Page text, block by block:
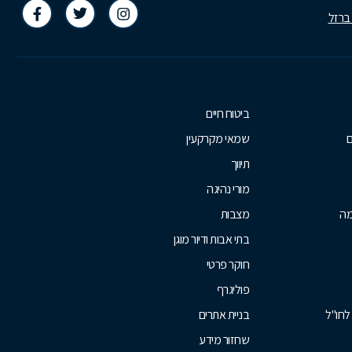
לחו"ל
ביטוח חיים
שמאי מקרקעין
תיווך
מורי נהיגה
מצבות
בתי אבות ודיור מוגן
חוקר פרטי
פוליגרף
בניית אתרים
שחזור מידע